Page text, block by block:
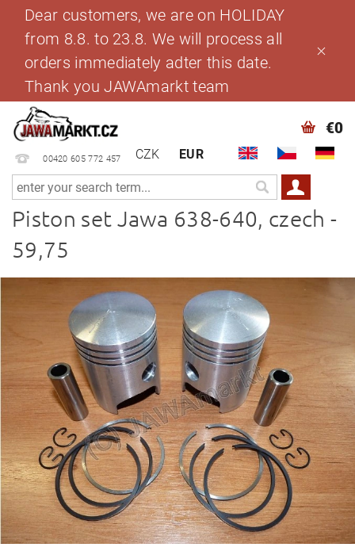
Dear customers, we are on HOLIDAY
from 8.8. to 23.8. We will process all
orders immediately adter this date.
Thank you JAWAmarkt team
00420 605 772 457 CZK EUR
€0
Piston set Jawa 638-640, czech -
59,75